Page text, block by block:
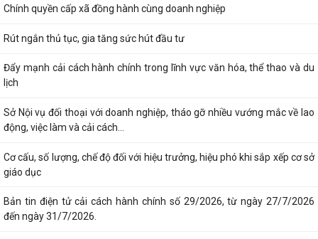
Chính quyền cấp xã đồng hành cùng doanh nghiệp
Rút ngắn thủ tục, gia tăng sức hút đầu tư
Đẩy mạnh cải cách hành chính trong lĩnh vực văn hóa, thể thao và du
lịch
Sở Nội vụ đối thoại với doanh nghiệp, tháo gỡ nhiều vướng mắc về lao
động, việc làm và cải cách...
Cơ cấu, số lượng, chế độ đối với hiệu trưởng, hiệu phó khi sắp xếp cơ sở
giáo dục
Bản tin điện tử cải cách hành chính số 29/2026, từ ngày 27/7/2026
đến ngày 31/7/2026.